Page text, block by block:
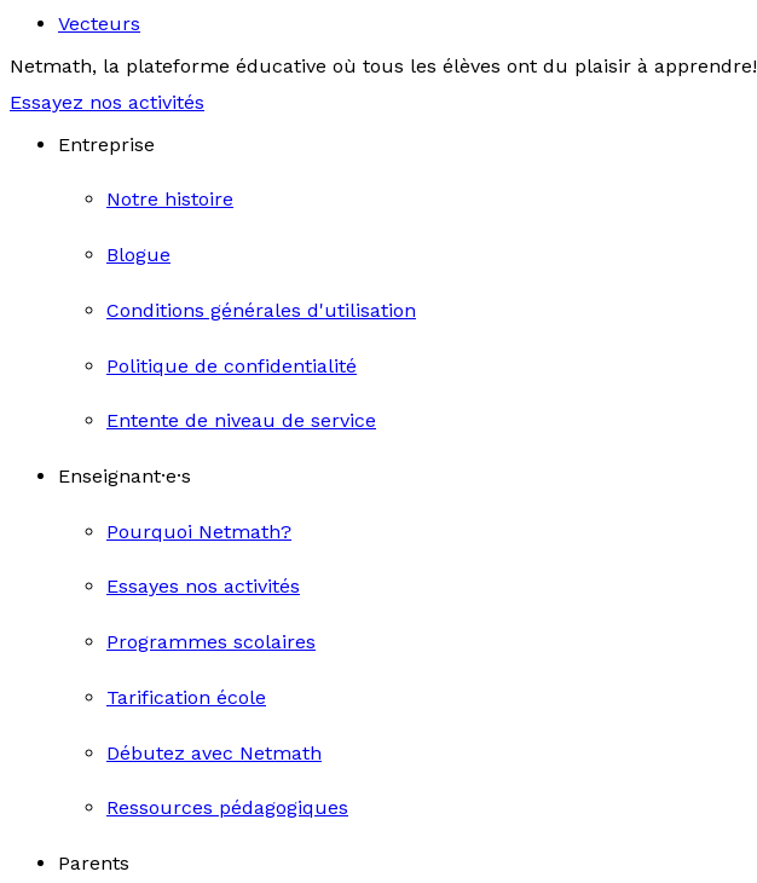
Vecteurs
Netmath, la plateforme éducative où tous les élèves ont du plaisir à apprendre!
Essayez nos activités
Entreprise
Notre histoire
Blogue
Conditions générales d'utilisation
Politique de confidentialité
Entente de niveau de service
Enseignant·e·s
Pourquoi Netmath?
Essayes nos activités
Programmes scolaires
Tarification école
Débutez avec Netmath
Ressources pédagogiques
Parents